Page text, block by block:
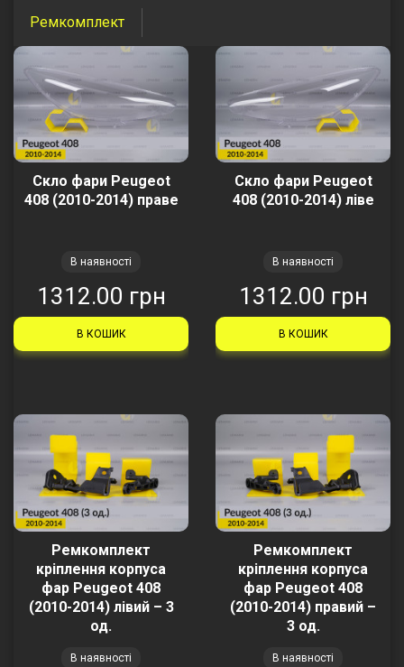
Ремкомплект
Скло фари Peugeot
408 (2010-2014) праве
В наявності
1312.00 грн
В КОШИК
Скло фари Peugeot
408 (2010-2014) ліве
В наявності
1312.00 грн
В КОШИК
Ремкомплект
кріплення корпуса
фар Peugeot 408
(2010-2014) лівий – 3
од.
В наявності
Ремкомплект
кріплення корпуса
фар Peugeot 408
(2010-2014) правий –
3 од.
В наявності